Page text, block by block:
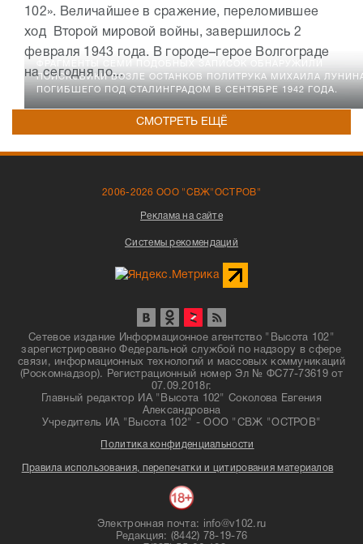
ПОИСКОВИКИ ВОЗЛЕ ОСТАНКОВ ПОЛИТРУКА МИХАИЛА
ПОГИБШЕГО ПОД СТАЛИНГРАДОМ В СЕНТЯБРЕ 1942 ГОДА.
102». Величайшее в сражение, переломившее
ход Второй мировой войны, завершилось 2
февраля 1943 года. В городе–герое Волгограде
на сегодня по...
СМОТРЕТЬ ЕЩЁ
2006-2026 ООО "СВЖ"ОСТРОВ"
Реклама на сайте
Системы рекомендаций
Сетевое издание Информационное агентство "Высота 102"
зарегистрировано Федеральной службой по надзору в сфере
связи, информационных технологий и массовых коммуникаций
(Роскомнадзор). Регистрационный номер Эл № ФС77-73619 от
07.09.2018г.
Главный редактор ИА "Высота 102" Соколова Евгения
Александровна
Учредитель ИА "Высота 102" - ООО "СВЖ "ОСТРОВ"
Политика конфиденциальности
Правила использования, перепечатки и цитирования материалов
Электронная почта: info@v102.ru
Редакция: (8442) 78-19-76